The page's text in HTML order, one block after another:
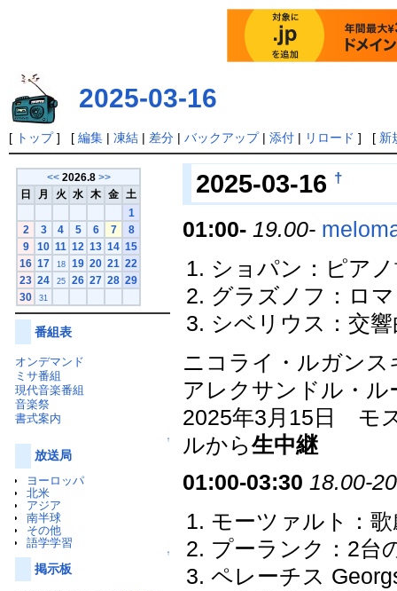
2025-03-16
[ トップ] [ 編集 | 凍結 | 差分 | バックアップ| 添付 | リロード ] [ 新
<< 2026.8 >>
日
月 火 水 木 金
土
1
2
3 4 5 6 7
8
9
10 11 12 13 14 15
16 17 18 19 20 21 22
23 24 25 26 27 28 29
30
31
番組表
オンデマンド
ミサ番組
現代音楽番組
音楽祭
書式案内
↑
放送局
ヨーロッパ
北米
アジア
南半球
その他
語学学習
↑
掲示板
2025-03-16 †
01:00- 19.00-
ショパン：ピア
グラズノフ：ロ
シベリウス：交
ニコライ・ルガンス
アレクサンドル・
2025年3月15日 モ
ルから生中継
01:00-03:30 18.00-
モーツァルト：
プーランク：2台
ペレーチス